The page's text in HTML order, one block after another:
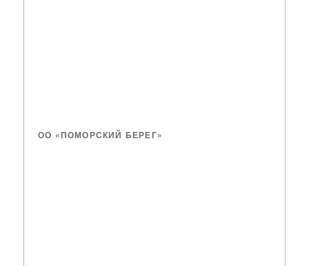
ОО «ПОМОРСКИЙ БЕРЕГ»